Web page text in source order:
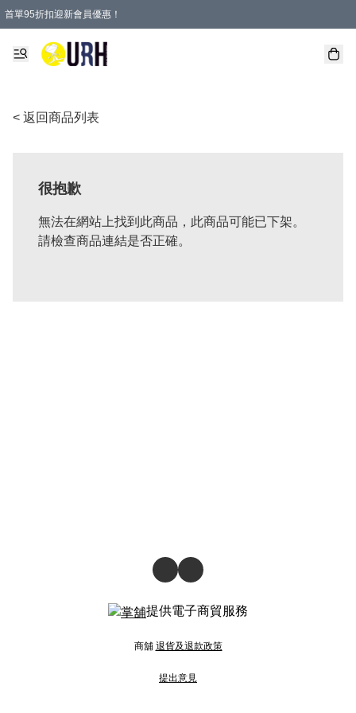
首單95折扣迎新會員優惠！
特選會員可享全單低至 95 折優惠！
單一訂單滿HKD600(澳門HKD800)包郵寄順豐送到家。
< 返回商品列表
很抱歉
無法在網站上找到此商品，此商品可能已下架。
請檢查商品連結是否正確。
提供電子商貿服務
商舖 退貨及退款政策
提出意見